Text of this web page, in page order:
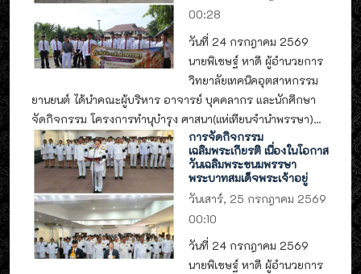
00:28
วันที่ 24 กรกฎาคม 2569
นายพิเชษฐ์ หาดี ผู้อำนวยการ
วิทยาลัยเทคนิคอุตสาหกรรม
ยานยนต์ ได้นำคณะผู้บริหาร อาจารย์ บุคคลากร และนักศึกษา
จัดกิจกรรม โครงการทำนุบำรุง ศาสนา(แห่เทียนจำนำพรรษา)...
การจัดกิจกรรม
เฉลิมพระเกียรติ เนื่องในโอกาส
วันเฉลิมพระชนมพรรษา
พระบาทสมเด็จพระเจ้าอยู่
วันเสาร์, 25 กรกฎาคม 2569
00:10
วันที่ 24 กรกฎาคม 2569
นายพิเชษฐ์ หาดี ผู้อำนวยการ